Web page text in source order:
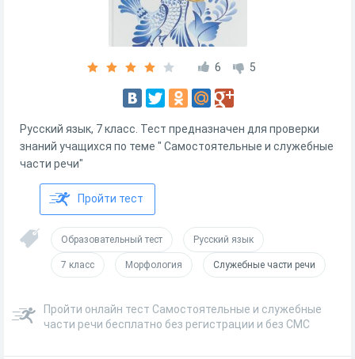
6 5
Русский язык, 7 класс. Тест предназначен для проверки
знаний учащихся по теме " Самостоятельные и служебные
части речи"
Пройти тест
Образовательный тест Русский язык
7 класс Морфология Служебные части речи
Пройти онлайн тест Самостоятельные и служебные
части речи бесплатно без регистрации и без СМС